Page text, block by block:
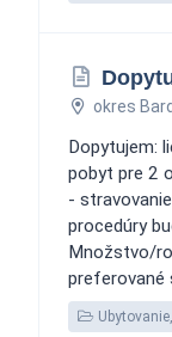
okres
Dopytujem:
pobyt pre 2
-
procedúry
Množstvo/
preferované